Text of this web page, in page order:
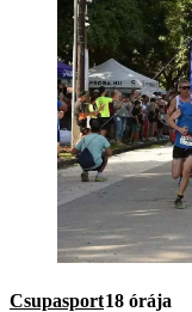
Csupasport18 órája